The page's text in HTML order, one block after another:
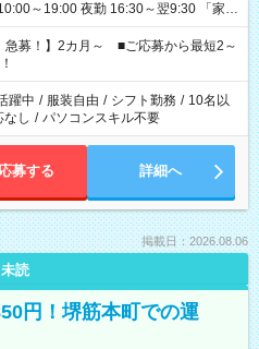
～19:00 夜勤 16:30～翌9:30 「家族
余裕を持って夕飯の準備がしたい」
ない」 など、ご希望を教えてください
務時間。 合計で週40時間を超える場
急募！】2カ月～ ■ご応募から最短2～
躍中 / 服装自由 / シフト勤務 / 10名以
なし / パソコンスキル不要
応募する 詳細へ
掲載日：2026.08.06
未読
円！堺筋本町での運